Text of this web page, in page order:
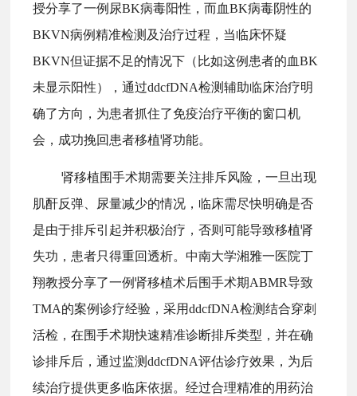
授分享了一例尿BK病毒阳性，而血BK病毒阴性的
BKVN病例精准检测及治疗过程，当临床怀疑
BKVN但证据不足的情况下（比如这例患者的血BK
未显示阳性），通过ddcfDNA检测辅助临床治疗明
确了方向，为患者抓住了免疫治疗平衡的窗口机
会，成功挽回患者移植肾功能。
肾移植围手术期需要关注排斥风险，一旦出现
肌酐反弹、尿量减少的情况，临床需尽快明确是否
是由于排斥引起并积极治疗，否则可能导致移植肾
失功，患者只得重回透析。中南大学湘雅一医院丁
翔教授分享了一例肾移植术后围手术期ABMR导致
TMA的案例诊疗经验，采用ddcfDNA检测结合穿刺
活检，在围手术期快速精准诊断排斥类型，并在确
诊排斥后，通过监测ddcfDNA评估诊疗效果，为后
续治疗提供更多临床依据。经过合理精准的用药治